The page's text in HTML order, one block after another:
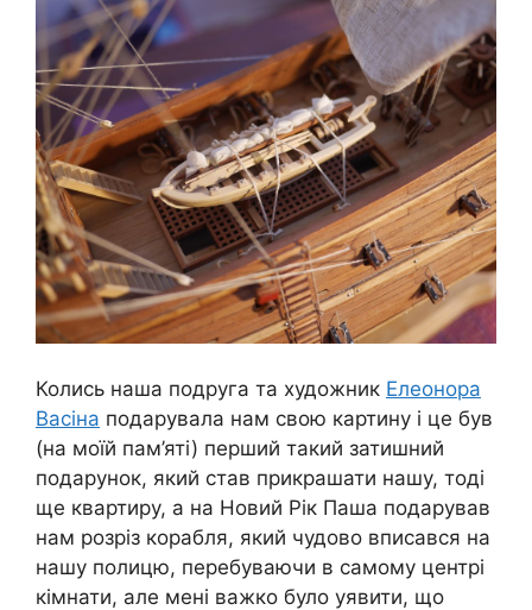
Колись наша подруга та художник Елеонора
Васіна подарувала нам свою картину і це був
(на моїй пам’яті) перший такий затишний
подарунок, який став прикрашати нашу, тоді
ще квартиру, а на Новий Рік Паша подарував
нам розріз корабля, який чудово вписався на
нашу полицю, перебуваючи в самому центрі
кімнати, але мені важко було уявити, що